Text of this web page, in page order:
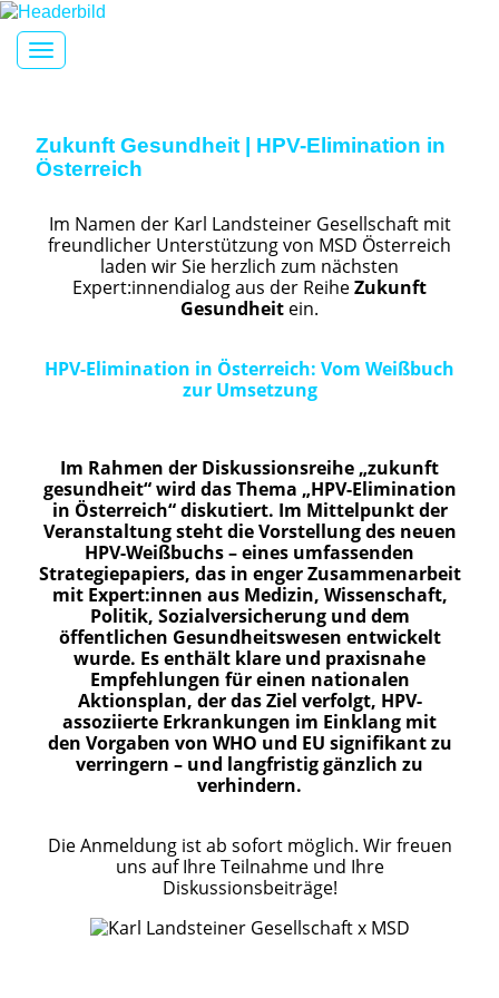
Toggle navigation
Zukunft Gesundheit | HPV-Elimination in
Österreich
Im Namen der Karl Landsteiner Gesellschaft mit
freundlicher Unterstützung von MSD Österreich
laden wir Sie herzlich zum nächsten
Expert:innendialog aus der ReiheZukunft
Gesundheit ein.
HPV-Elimination in Österreich: Vom Weißbuch
zur Umsetzung
Im Rahmen der Diskussionsreihe „zukunft
gesundheit“ wird das Thema „HPV-Elimination
in Österreich“diskutiert. Im Mittelpunkt der
Veranstaltung steht die Vorstellung des neuen
HPV-Weißbuchs – eines umfassenden
Strategiepapiers, das in enger Zusammenarbeit
mit Expert:innen aus Medizin, Wissenschaft,
Politik, Sozialversicherung und dem
öffentlichen Gesundheitswesen entwickelt
wurde. Es enthält klare und praxisnahe
Empfehlungen für einen nationalen
Aktionsplan, der das Ziel verfolgt, HPV-
assoziierte Erkrankungen im Einklang mit
den Vorgaben von WHO und EU signifikant zu
verringern – und langfristig gänzlich zu
verhindern.
Die Anmeldung ist ab sofort möglich. Wir freuen
uns auf Ihre Teilnahme und Ihre
Diskussionsbeiträge!